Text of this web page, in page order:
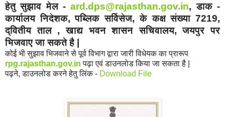
हेतु सुझाव मेल -ard.dps@rajasthan.gov.in, डाक -
कार्यालय निदेशक, पब्लिक सर्विसेज, के कक्ष संख्या 7219,
द्वितीय ताल , खाद्य भवन शासन सचिवालय, जयपुर पर
भिजवाए जा सकते है |
कोई भी सुझाव भिजवाने से पूर्व विभाग द्वारा जारी विधेयक का प्रारूप
rpg.rajasthan.gov.in पढ़ा एवं डाउनलोड किया जा सकता है |
पढ़ने, डाउनलोड करने हेतु लिंक - Download File